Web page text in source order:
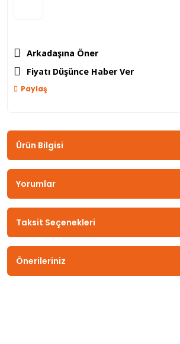
Arkadaşına Öner
Fiyatı Düşünce Haber Ver
Paylaş
Ürün Bilgisi
Yorumlar
Taksit Seçenekleri
Önerileriniz